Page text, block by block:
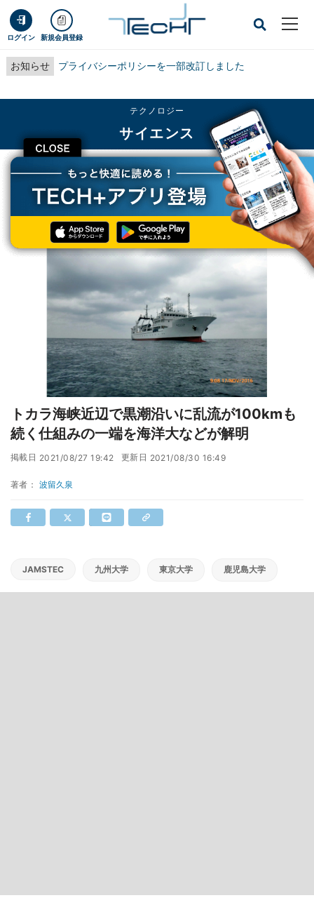
ログイン 新規会員登録
お知らせ プライバシーポリシーを一部改訂しました
CLOSE
テクノロジー
サイエンス
TECH+ テクノロジー
サイエンス
トカラ海峡近辺で黒潮沿いに乱流が100kmも続く仕組みの一端を海洋大などが解
トカラ海峡近辺で黒潮沿いに乱流が100kmも
続く仕組みの一端を海洋大などが解明
掲載日 2021/08/27 19:42 更新日 2021/08/30 16:49
著者： 波留久泉
JAMSTEC 九州大学 東京大学 鹿児島大学